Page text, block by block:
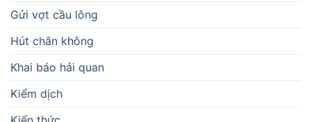
Gửi vợt cầu lông
Hút chân không
Khai báo hải quan
Kiểm dịch